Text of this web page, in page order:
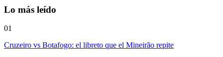
Lo más leído
01
Cruzeiro vs Botafogo: el libreto que el Mineirão repite